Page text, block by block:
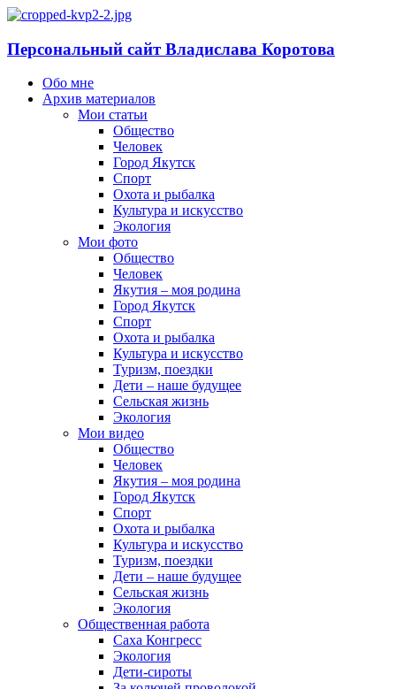
Персональный сайт Владислава Коротова
Обо мне
Архив материалов
Мои статьи
Общество
Человек
Город Якутск
Спорт
Охота и рыбалка
Культура и искусство
Экология
Мои фото
Общество
Человек
Якутия – моя родина
Город Якутск
Спорт
Охота и рыбалка
Культура и искусство
Туризм, поездки
Дети – наше будущее
Сельская жизнь
Экология
Мои видео
Общество
Человек
Якутия – моя родина
Город Якутск
Спорт
Охота и рыбалка
Культура и искусство
Туризм, поездки
Дети – наше будущее
Сельская жизнь
Экология
Общественная работа
Саха Конгресс
Экология
Дети-сироты